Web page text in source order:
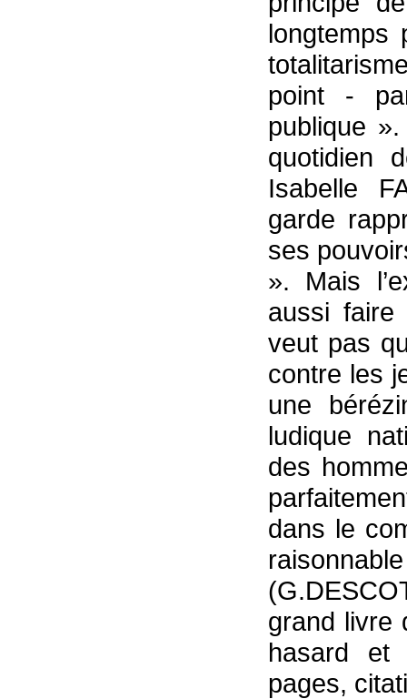
longtemps
point -
publique
quotidien
Isabelle
garde
ses
». Mais
aussi
veut pas
contre les
une
ludique
des
dans le
grand livre
hasard et
pages,